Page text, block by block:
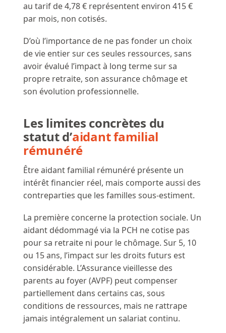
au tarif de 4,78 € représentent environ 415 €
par mois, non cotisés.
D’où l’importance de ne pas fonder un choix
de vie entier sur ces seules ressources, sans
avoir évalué l’impact à long terme sur sa
propre retraite, son assurance chômage et
son évolution professionnelle.
Les limites concrètes du
statut d’aidant familial
rémunéré
Être aidant familial rémunéré présente un
intérêt financier réel, mais comporte aussi des
contreparties que les familles sous-estiment.
La première concerne la protection sociale. Un
aidant dédommagé via la PCH ne cotise pas
pour sa retraite ni pour le chômage. Sur 5, 10
ou 15 ans, l’impact sur les droits futurs est
considérable. L’Assurance vieillesse des
parents au foyer (AVPF) peut compenser
partiellement dans certains cas, sous
conditions de ressources, mais ne rattrape
jamais intégralement un salariat continu.